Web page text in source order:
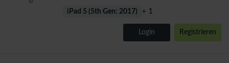
iPad 5 (5th Gen: 2017) + 1
Login Registrieren